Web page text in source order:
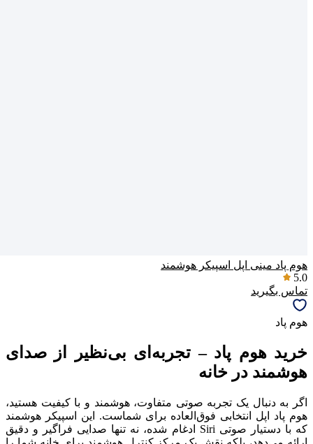
هوم پاد مینی اپل اسپیکر هوشمند
5.0
تماس بگیرید
هوم پاد
خرید هوم پاد – تجربه‌ای بی‌نظیر از صدای
هوشمند در خانه
اگر به دنبال یک تجربه صوتی متفاوت، هوشمند و با کیفیت هستید،
هوم پاد اپل انتخابی فوق‌العاده برای شماست. این اسپیکر هوشمند
که با دستیار صوتی Siri ادغام شده، نه تنها صدایی فراگیر و دقیق